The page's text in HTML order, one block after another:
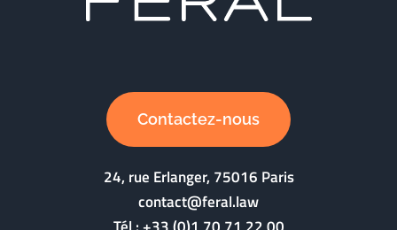
Contactez-nous
24, rue Erlanger, 75016 Paris
contact@feral.law